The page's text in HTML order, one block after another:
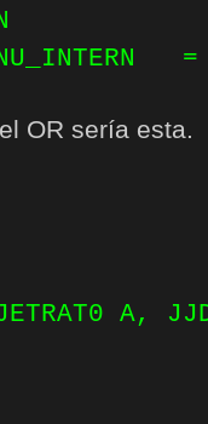
=
OR sería esta.
A,